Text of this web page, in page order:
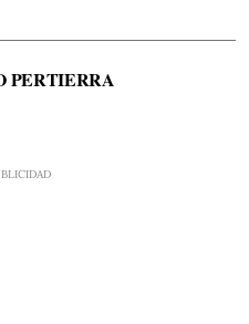
PERTIERRA